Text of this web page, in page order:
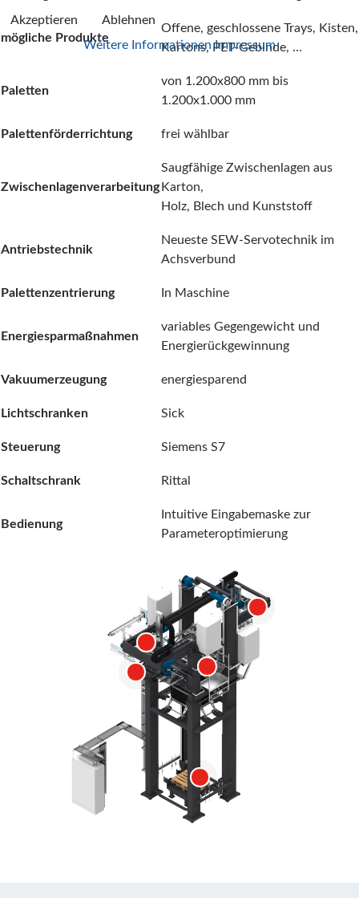
mögliche Produkte
Offene, geschlossene Trays, Kisten,
Kartons, PET-Gebinde, …
Paletten
von 1.200x800 mm bis
1.200x1.000 mm
Palettenförderrichtung frei wählbar
Zwischenlagenverarbeitung
Saugfähige Zwischenlagen aus
Karton,
Holz, Blech und Kunststoff
Antriebstechnik
Neueste SEW-Servotechnik im
Achsverbund
Palettenzentrierung In Maschine
Energiesparmaßnahmen
variables Gegengewicht und
Energierückgewinnung
Vakuumerzeugung energiesparend
Lichtschranken Sick
Steuerung Siemens S7
Schaltschrank Rittal
Bedienung
Intuitive Eingabemaske zur
Parameteroptimierung
Akzeptieren
Ablehnen
Weitere Informationen Impressum